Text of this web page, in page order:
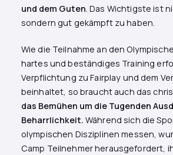
und dem Guten. Das Wichtigste ist
sondern gut gekämpft zu haben.
Wie die Teilnahme an den
hartes und beständiges Training
Verpflichtung zu Fairplay und dem
beinhaltet, so braucht auch das
das Bemühen um die Tugenden
Beharrlichkeit. Während sich die
olympischen Disziplinen messen,
Camp Teilnehmer herausgefordert,